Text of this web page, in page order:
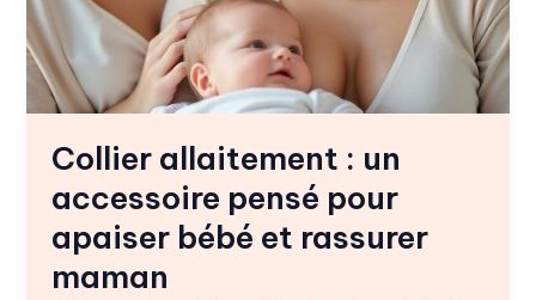
Collier allaitement : un
accessoire pensé pour
apaiser bébé et rassurer
maman
pour
apaiser
bébé
et
maman